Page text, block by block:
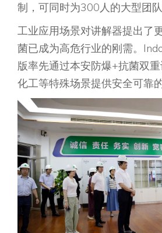
制，可同时为300人的大型团队
工业应用场景对讲解器提出了
菌已成为高危行业的刚需。
版率先通过本安防爆+抗菌双重
化工等特殊场景提供安全可靠